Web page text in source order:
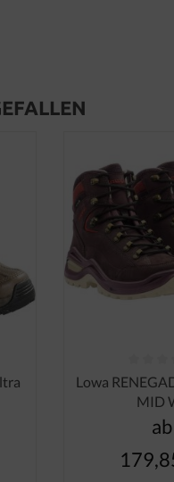
von 0 von 5 Sternen
Lowa
MID
ab